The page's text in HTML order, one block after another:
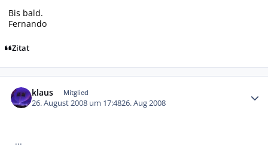
Bis bald.
Fernando
Zitat
klaus Mitglied
26. August 2008 um 17:4826. Aug 2008
...